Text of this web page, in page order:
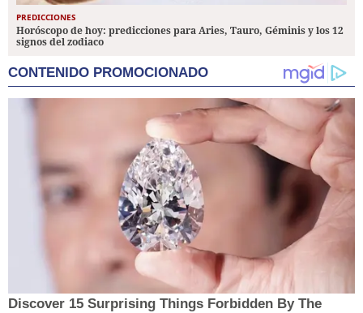
PREDICCIONES
Horóscopo de hoy: predicciones para Aries, Tauro, Géminis y los 12
signos del zodiaco
CONTENIDO PROMOCIONADO
Discover 15 Surprising Things Forbidden By The